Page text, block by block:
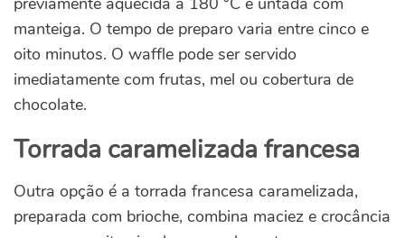
manteiga. O tempo de preparo varia entre cinco e
oito minutos. O waffle pode ser servido
imediatamente com frutas, mel ou cobertura de
chocolate.
Torrada caramelizada francesa
Outra opção é a torrada francesa caramelizada,
preparada com brioche, combina maciez e crocância